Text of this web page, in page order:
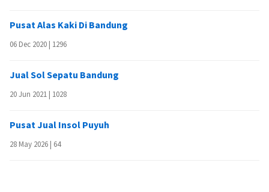
Pusat Alas Kaki Di Bandung
06 Dec 2020 | 1296
Jual Sol Sepatu Bandung
20 Jun 2021 | 1028
Pusat Jual Insol Puyuh
28 May 2026 | 64